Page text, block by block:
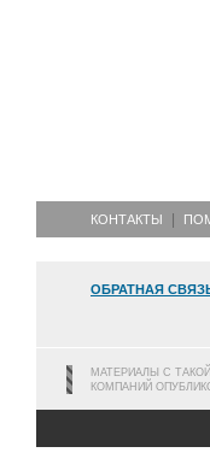
КОНТАКТЫ
ОБРАТНАЯ
МАТЕРИАЛЫ С
КОМПАНИЙ